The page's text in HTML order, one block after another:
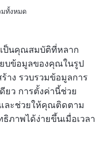
ทั้งหมด
เป็นคุณสมบัติที่หลาก
บข้อมูลของคุณในรูป
าง รวบรวมข้อมูลการ
ยว การตั้งค่านี้ช่วย
ละช่วยให้คุณติดตาม
ภาพได้ง่ายขึ้นเมื่อเวลา